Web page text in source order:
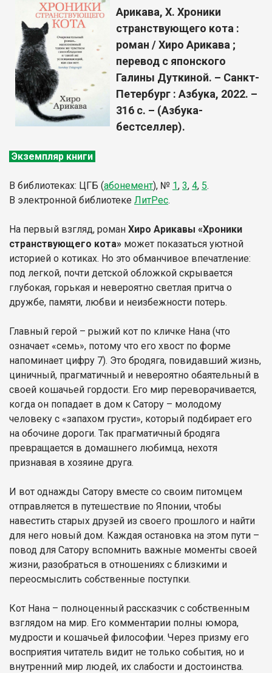
Арикава, Х. Хроники
странствующего кота :
роман / Хиро Арикава ;
перевод с японского
Галины Дуткиной. – Санкт-
Петербург : Азбука, 2022. –
316 с. – (Азбука-
бестселлер).
Экземпляр книги
В библиотеках: ЦГБ (абонемент), № 1, 3, 4, 5.
В электронной библиотеке ЛитРес.
На первый взгляд, роман Хиро Арикавы «Хроники
странствующего кота» может показаться уютной
историей о котиках. Но это обманчивое впечатление:
под легкой, почти детской обложкой скрывается
глубокая, горькая и невероятно светлая притча о
дружбе, памяти, любви и неизбежности потерь.
Главный герой – рыжий кот по кличке Нана (что
означает «семь», потому что его хвост по форме
напоминает цифру 7). Это бродяга, повидавший жизнь,
циничный, прагматичный и невероятно обаятельный в
своей кошачьей гордости. Его мир переворачивается,
когда он попадает в дом к Сатору – молодому
человеку с «запахом грусти», который подбирает его
на обочине дороги. Так прагматичный бродяга
превращается в домашнего любимца, нехотя
признавая в хозяине друга.
И вот однажды Сатору вместе со своим питомцем
отправляется в путешествие по Японии, чтобы
навестить старых друзей из своего прошлого и найти
для него новый дом. Каждая остановка на этом пути –
повод для Сатору вспомнить важные моменты своей
жизни, разобраться в отношениях с близкими и
переосмыслить собственные поступки.
Кот Нана – полноценный рассказчик с собственным
взглядом на мир. Его комментарии полны юмора,
мудрости и кошачьей философии. Через призму его
восприятия читатель видит не только события, но и
внутренний мир людей, их слабости и достоинства.